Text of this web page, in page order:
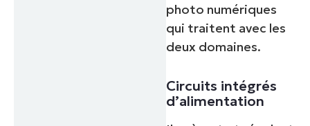
photo numériques
qui traitent avec les
deux domaines.
Circuits intégrés
d’alimentation